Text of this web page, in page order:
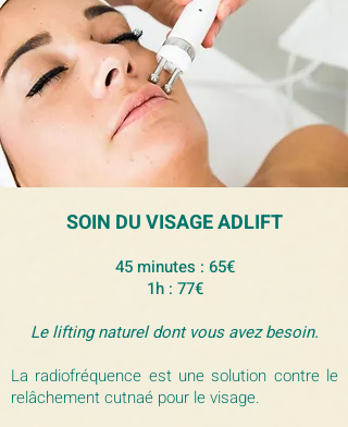
SOIN DU VISAGE ADLIFT
45 minutes : 65€
1h : 77€
Le lifting naturel dont vous avez besoin.
La radiofréquence est une solution contre le
relâchement cutnaé pour le visage.